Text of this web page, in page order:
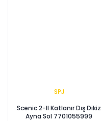
SPJ
Scenic 2-II Katlanır Dış Dikiz
Ayna Sol 7701055999